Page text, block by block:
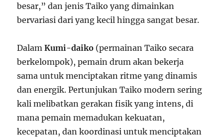
besar,” dan jenis Taiko yang dimainkan
bervariasi dari yang kecil hingga sangat besar.
DalamKumi-daiko (permainan Taiko secara
berkelompok), pemain drum akan bekerja
sama untuk menciptakan ritme yang dinamis
dan energik. Pertunjukan Taiko modern sering
kali melibatkan gerakan fisik yang intens, di
mana pemain memadukan kekuatan,
kecepatan, dan koordinasi untuk menciptakan